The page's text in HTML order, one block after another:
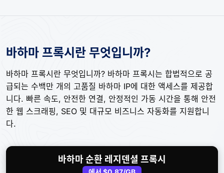
바하마 프록시란 무엇입니까?
바하마 프록시란 무엇입니까? 바하마 프록시는 합법적으로 공
급되는 수백만 개의 고품질 바하마 IP에 대한 액세스를 제공합
니다. 빠른 속도, 안전한 연결, 안정적인 가동 시간을 통해 안전
한 웹 스크래핑, SEO 및 대규모 비즈니스 자동화를 지원합니
다.
바하마 순환 레지덴셜 프록시